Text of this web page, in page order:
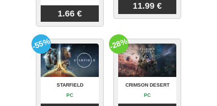
1.66 €
11.99 €
STARFIELD
PC
-55%
CRIMSON DESERT
PC
-28%